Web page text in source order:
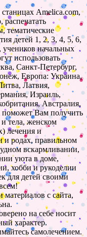
Amelica.com,
распечатать
тематические
детей 1, 2, 3, 4, 5, 6,
учеников начальных
использовать
Санкт-Петербург,
Европа: Украина,
Латвия,
Израиль,
Австралия,
Вам получить
тела, женском
лечения и
и родах, правильном
вскармливании,
уюта в доме,
хобби и рукоделии
для детей своими
с сайта,
на себе носит
характер.
самолечением.